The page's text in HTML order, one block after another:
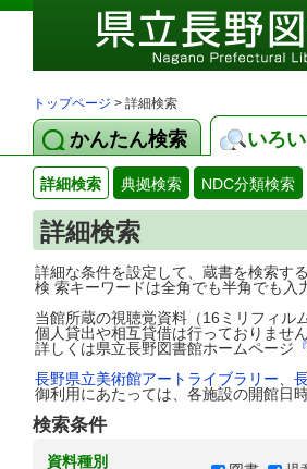
トップページ > 詳細検索
かんたん検索 いろ
詳細検索 典拠検索 NDC分類検索
詳細検索
詳細な条件を設定して、蔵書を検索す
検 索キーワードは全角でも半角でも入
当館所蔵の視聴覚資料（16ミリフィル
個人貸出や相互貸借は行っておりませ
詳しくは県立長野図書館ホームページ
長野県立美術館アートライブラリー
御利用にあたっては、各施設の開館日
検索条件
資料種別